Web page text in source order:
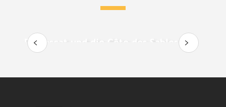
Plouescat und die Côte des Sables